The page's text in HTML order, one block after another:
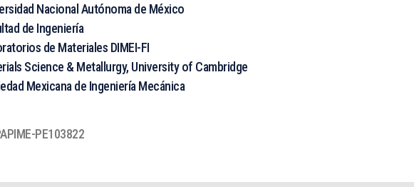
Nacional Autónoma de México
de Ingeniería
de Materiales DIMEI-FI
Science & Metallurgy, University of Cambridge
Mexicana de Ingeniería Mecánica
PE103822